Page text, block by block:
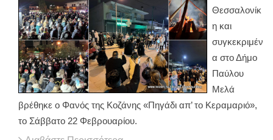
Θεσσαλονίκ
η και
συγκεκριμέν
α στο Δήμο
Παύλου
Μελά
βρέθηκε ο Φανός της Κοζάνης «Πηγάδι απ’ το Κεραμαριό»,
το Σάββατο 22 Φεβρουαρίου.